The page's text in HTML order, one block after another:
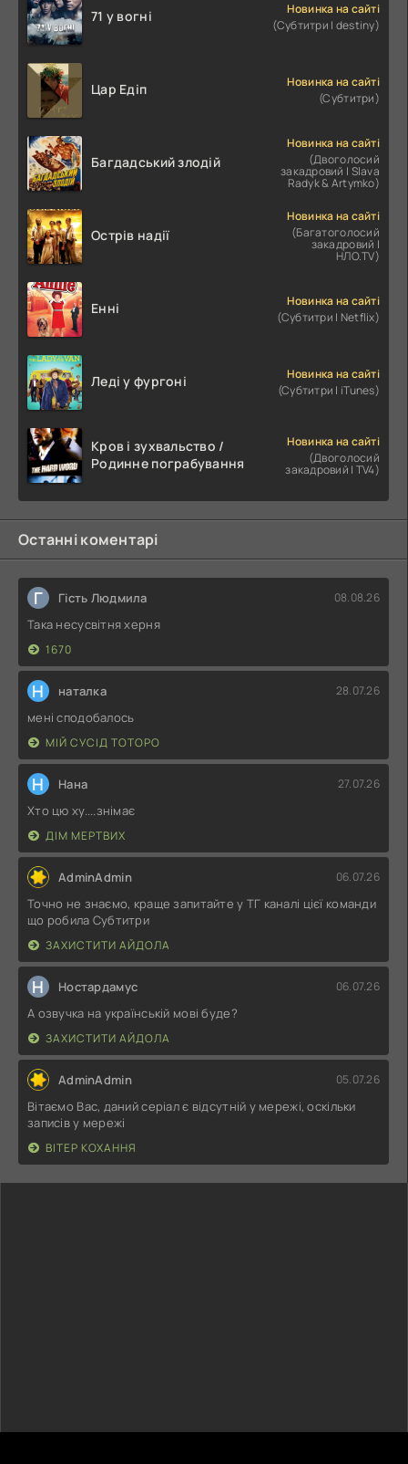
71 у вогні
Новинка на сайті
(Субтитри | destiny)
Цар Едіп
Новинка на сайті
(Субтитри)
Багдадський злодій
Новинка на сайті
(Двоголосий
закадровий | Slava
Radyk & Artymko)
Острів надії
Новинка на сайті
(Багатоголосий
закадровий |
НЛО.TV)
Енні
Новинка на сайті
(Субтитри | Netflix)
Леді у фургоні
Новинка на сайті
(Субтитри | iTunes)
Кров і зухвальство /
Родинне пограбування
Новинка на сайті
(Двоголосий
закадровий | TV4)
Останні коментарі
Г Гість Людмила 08.08.26
Така несусвітня херня
1670
Н наталка 28.07.26
мені сподобалось
МІЙ СУСІД ТОТОРО
Н Нана 27.07.26
Хто цю ху....знімає
ДІМ МЕРТВИХ
AdminAdmin 06.07.26
Точно не знаємо, краще запитайте у ТГ каналі цієї команди
що робила Субтитри
ЗАХИСТИТИ АЙДОЛА
Н Ностардамус 06.07.26
А озвучка на українській мові буде?
ЗАХИСТИТИ АЙДОЛА
AdminAdmin 05.07.26
Вітаємо Вас, даний серіал є відсутній у мережі, оскільки
записів у мережі
ВІТЕР КОХАННЯ